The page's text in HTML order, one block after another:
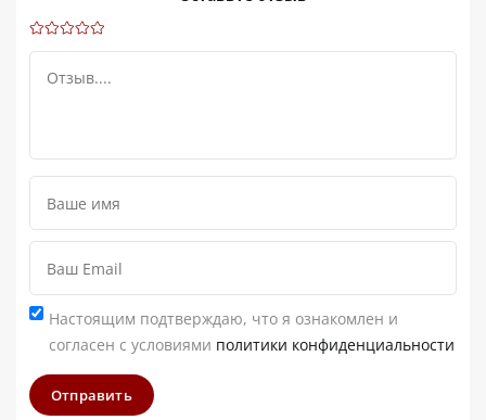
Настоящим подтверждаю, что я ознакомлен и
согласен с условиями политики конфиденциальности
Отправить